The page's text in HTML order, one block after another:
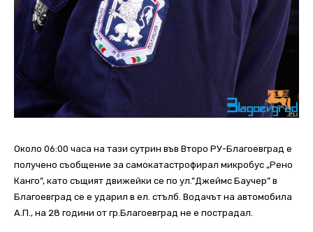
Около 06:00 часа на тази сутрин във Второ РУ-Благоевград е
получено съобщение за самокатастрофирал микробус „Рено
Канго”, като същият движейки се по ул.”Джеймс Баучер” в
Благоевград се е ударил в ел. стълб. Водачът на автомобила
А.П., на 28 години от гр.Благоевград не е пострадал.